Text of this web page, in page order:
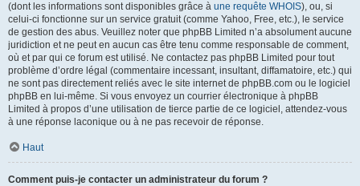
(dont les informations sont disponibles grâce à une requête WHOIS), ou, si
celui-ci fonctionne sur un service gratuit (comme Yahoo, Free, etc.), le service
de gestion des abus. Veuillez noter que phpBB Limited n’a absolument aucune
juridiction et ne peut en aucun cas être tenu comme responsable de comment,
où et par qui ce forum est utilisé. Ne contactez pas phpBB Limited pour tout
problème d’ordre légal (commentaire incessant, insultant, diffamatoire, etc.) qui
ne sont pas directement reliés avec le site internet de phpBB.com ou le logiciel
phpBB en lui-même. Si vous envoyez un courrier électronique à phpBB
Limited à propos d’une utilisation de tierce partie de ce logiciel, attendez-vous
à une réponse laconique ou à ne pas recevoir de réponse.
Haut
Comment puis-je contacter un administrateur du forum ?